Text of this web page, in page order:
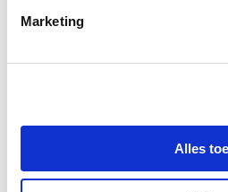
Marketing
Alles
15/04/26
Heilig Hartkerk en de
bekend gemaakt tijdens een bezoek
Binnenland